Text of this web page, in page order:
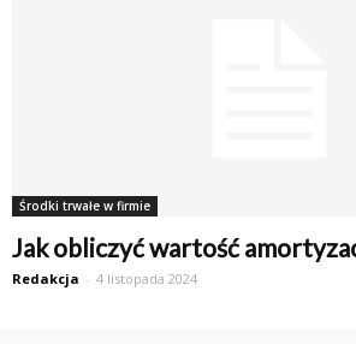
Środki trwałe w firmie
Jak obliczyć wartość
Redakcja - 4 listopada 2024